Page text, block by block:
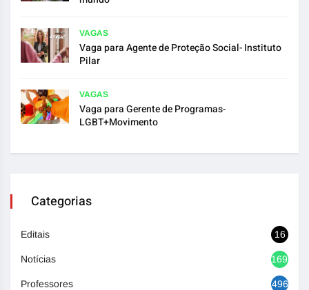
VAGAS
Vaga para Agente de Proteção Social- Instituto
Pilar
VAGAS
Vaga para Gerente de Programas-
LGBT+Movimento
Categorias
Editais 16
Notícias 1692
Professores 496